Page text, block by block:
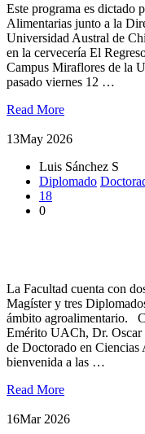
Este programa es dictado
Alimentarias junto a la
Universidad Austral de
en la cervecería El
Campus Miraflores de la
pasado viernes 12 …
Read More
13May 2026
Luis Sánchez S
Diplomado
18
0
La Facultad cuenta con
Magíster y tres
ámbito agroalimentario.
Emérito UACh, Dr. Oscar
de Doctorado en Ciencias
bienvenida a las …
Read More
16Mar 2026